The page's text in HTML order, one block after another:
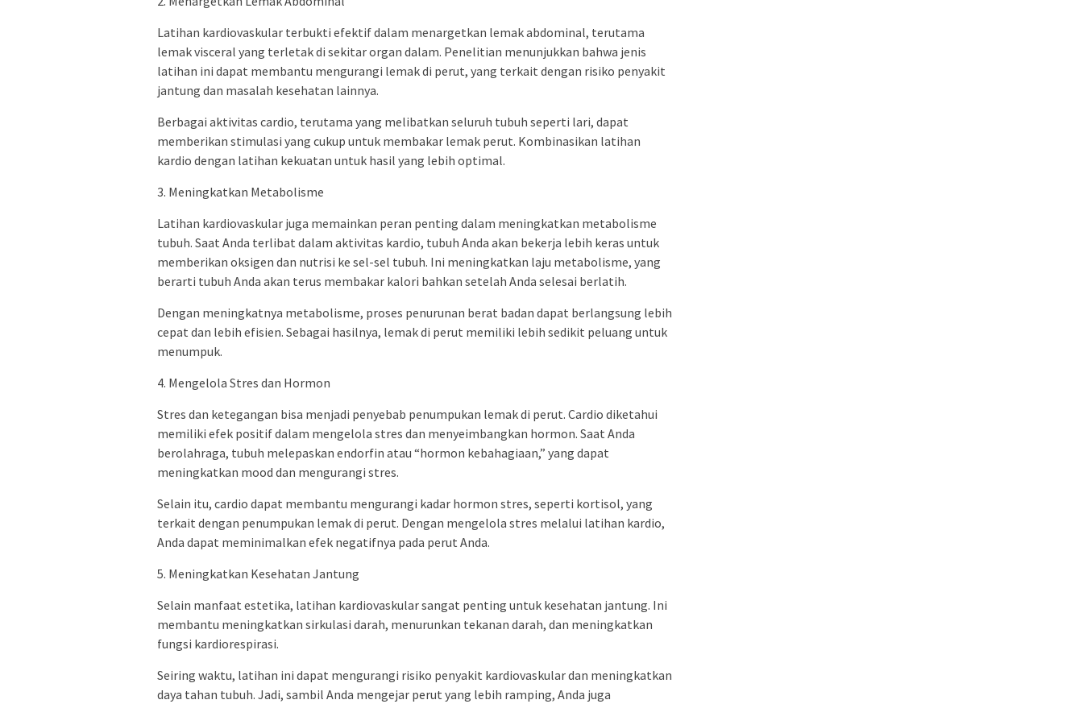
Latihan kardiovaskular terbukti efektif dalam menargetkan lemak abdominal, terutama
lemak visceral yang terletak di sekitar organ dalam. Penelitian menunjukkan bahwa jenis
latihan ini dapat membantu mengurangi lemak di perut, yang terkait dengan risiko penyakit
jantung dan masalah kesehatan lainnya.
Berbagai aktivitas cardio, terutama yang melibatkan seluruh tubuh seperti lari, dapat
memberikan stimulasi yang cukup untuk membakar lemak perut. Kombinasikan latihan
kardio dengan latihan kekuatan untuk hasil yang lebih optimal.
3. Meningkatkan Metabolisme
Latihan kardiovaskular juga memainkan peran penting dalam meningkatkan metabolisme
tubuh. Saat Anda terlibat dalam aktivitas kardio, tubuh Anda akan bekerja lebih keras untuk
memberikan oksigen dan nutrisi ke sel-sel tubuh. Ini meningkatkan laju metabolisme, yang
berarti tubuh Anda akan terus membakar kalori bahkan setelah Anda selesai berlatih.
Dengan meningkatnya metabolisme, proses penurunan berat badan dapat berlangsung lebih
cepat dan lebih efisien. Sebagai hasilnya, lemak di perut memiliki lebih sedikit peluang untuk
menumpuk.
4. Mengelola Stres dan Hormon
Stres dan ketegangan bisa menjadi penyebab penumpukan lemak di perut. Cardio diketahui
memiliki efek positif dalam mengelola stres dan menyeimbangkan hormon. Saat Anda
berolahraga, tubuh melepaskan endorfin atau “hormon kebahagiaan,” yang dapat
meningkatkan mood dan mengurangi stres.
Selain itu, cardio dapat membantu mengurangi kadar hormon stres, seperti kortisol, yang
terkait dengan penumpukan lemak di perut. Dengan mengelola stres melalui latihan kardio,
Anda dapat meminimalkan efek negatifnya pada perut Anda.
5. Meningkatkan Kesehatan Jantung
Selain manfaat estetika, latihan kardiovaskular sangat penting untuk kesehatan jantung. Ini
membantu meningkatkan sirkulasi darah, menurunkan tekanan darah, dan meningkatkan
fungsi kardiorespirasi.
Seiring waktu, latihan ini dapat mengurangi risiko penyakit kardiovaskular dan meningkatkan
daya tahan tubuh. Jadi, sambil Anda mengejar perut yang lebih ramping, Anda juga